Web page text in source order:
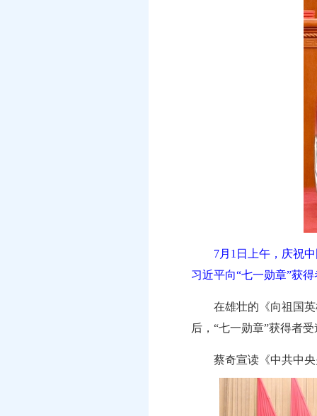
7月1日上午，庆祝
习近平向“七一勋章”获
在雄壮的《向祖国
后，“七一勋章”获得者
蔡奇宣读《中共中